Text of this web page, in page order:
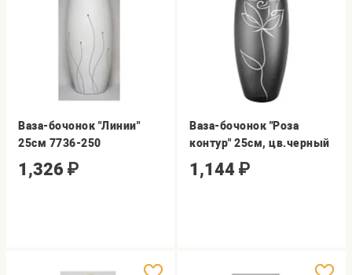
Ваза-бочонок "Линии"
25см 7736-250
1,326 ₽
Ваза-бочонок "Роза
контур" 25см, цв.черный
1,144 ₽